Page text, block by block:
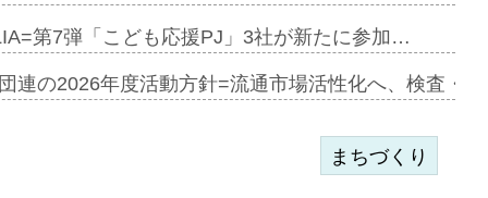
開始=三協…
第7弾「こども応援PJ」3社が新たに参加…
連の2026年度活動方針=流通市場活性化へ、検査・
まちづくり